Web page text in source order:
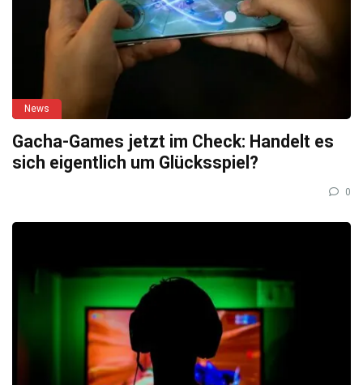
News
Gacha-Games jetzt im Check: Handelt es
sich eigentlich um Glücksspiel?
0